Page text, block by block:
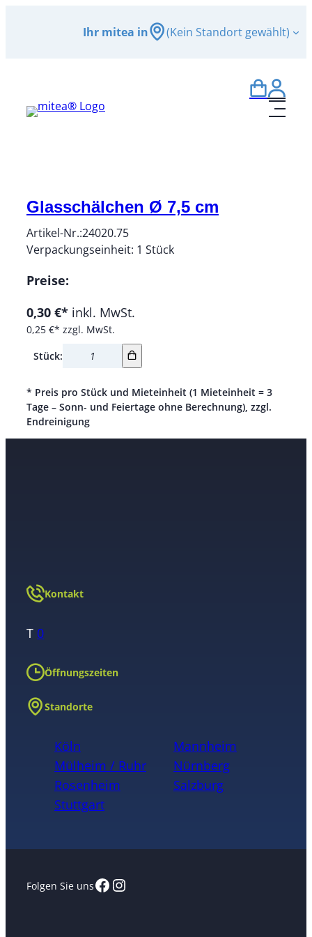
Ihr mitea in (Kein Standort gewählt)
Glasschälchen Ø 7,5 cm
Artikel-Nr.:24020.75
Verpackungseinheit: 1 Stück
Preise:
0,30 €* inkl. MwSt.
0,25 €* zzgl. MwSt.
Stück:
* Preis pro Stück und Mieteinheit (1 Mieteinheit = 3
Tage – Sonn- und Feiertage ohne Berechnung), zzgl.
Endreinigung
Kontakt
T 0
Öffnungszeiten
Standorte
Köln
Mannheim
Mülheim / Ruhr
Nürnberg
Rosenheim
Salzburg
Stuttgart
Folgen Sie unsFacebook
Instagram